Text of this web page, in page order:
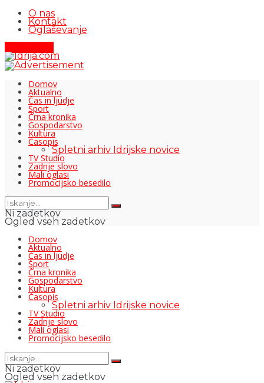
O nas
Kontakt
Oglaševanje
Domov
Aktualno
Čas in ljudje
Šport
Črna kronika
Gospodarstvo
Kultura
Časopis
Spletni arhiv Idrijske novice
TV Studio
Zadnje slovo
Mali oglasi
Promocijsko besedilo
Ni zadetkov
Ogled vseh zadetkov
Domov
Aktualno
Čas in ljudje
Šport
Črna kronika
Gospodarstvo
Kultura
Časopis
Spletni arhiv Idrijske novice
TV Studio
Zadnje slovo
Mali oglasi
Promocijsko besedilo
Ni zadetkov
Ogled vseh zadetkov